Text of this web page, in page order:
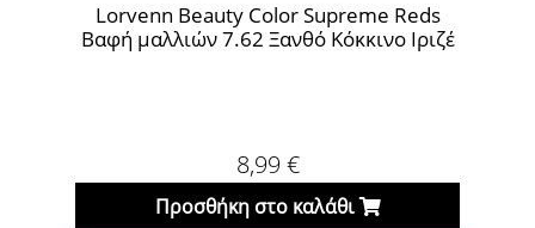
Lorvenn Beauty Color Supreme Reds
Βαφή μαλλιών 7.62 Ξανθό Κόκκινο Ιριζέ
8,99 €
Προσθήκη στο καλάθι